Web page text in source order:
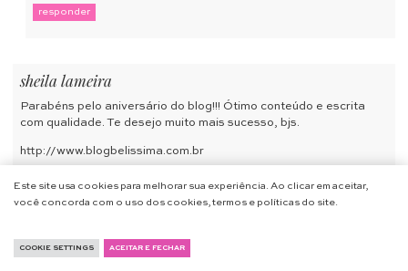
responder
sheila lameira
Parabéns pelo aniversário do blog!!! Ótimo conteúdo e escrita
com qualidade. Te desejo muito mais sucesso, bjs.
http://www.blogbelissima.com.br
Simone
Este site usa cookies para melhorar sua experiência. Ao clicar em aceitar,
você concorda com o uso dos cookies, termos e políticas do site.
COOKIE SETTINGS ACEITAR E FECHAR